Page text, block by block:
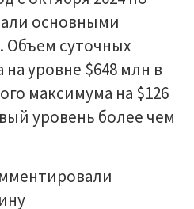
основными
Объем суточных
уровне $648 млн в
максимума на $126
уровень более чем